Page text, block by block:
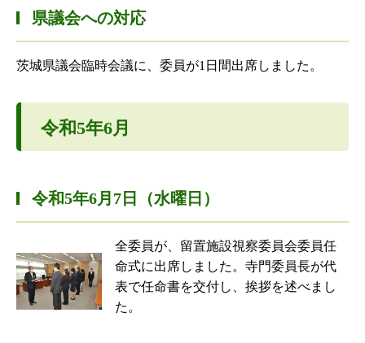
県議会への対応
茨城県議会臨時会議に、委員が1日間出席しました。
令和5年6月
令和5年6月7日（水曜日）
全委員が、留置施設視察委員会委員任
命式に出席しました。寺門委員長が代
表で任命書を交付し、挨拶を述べまし
た。